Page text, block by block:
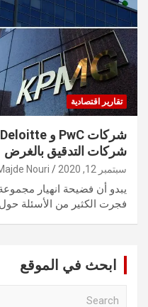
تقارير اقتصادية
شركات التدقيق بالغرض
سبتمبر 12, 2020 Nouri
فجرت الكثير من الأسئلة
ابحث في الموقع